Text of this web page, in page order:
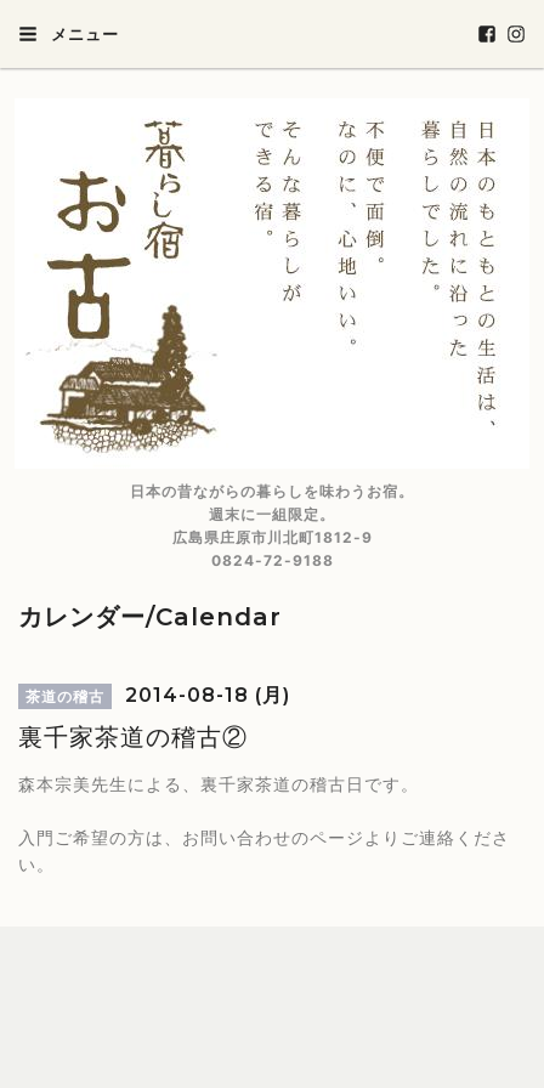
メニュー
日本の昔ながらの暮らしを味わうお宿。
週末に一組限定。
広島県庄原市川北町1812-9
0824-72-9188
カレンダー/Calendar
茶道の稽古 2014-08-18 (月)
裏千家茶道の稽古②
森本宗美先生による、裏千家茶道の稽古日です。
入門ご希望の方は、お問い合わせのページよりご連絡くださ
い。